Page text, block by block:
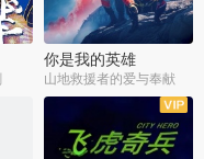
你是我的英雄
山地救援者的爱与奉献